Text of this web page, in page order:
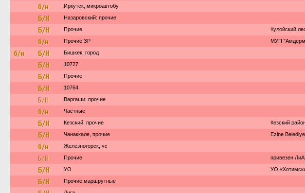
б/н Иркутск, микроавтобу
Б/Н Назаровский: прочие
Б/Н Прочие Кулойский
б/н Прочие ЗР МУП
б/н Б/Н Бишкек, город
Б/Н 10727
Б/Н Прочие
Б/Н 10764
Б/Н Варгаши: прочие
б/н Частные
Б/Н Кезский: прочие Кезский
Б/Н Чанаккале, прочие Ezine
б/н Железногорск, чс
Б/Н Прочие привезен
Б/Н УО УО
Б/Н Прочие маршрутные